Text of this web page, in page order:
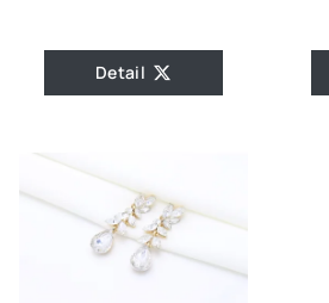
Detail